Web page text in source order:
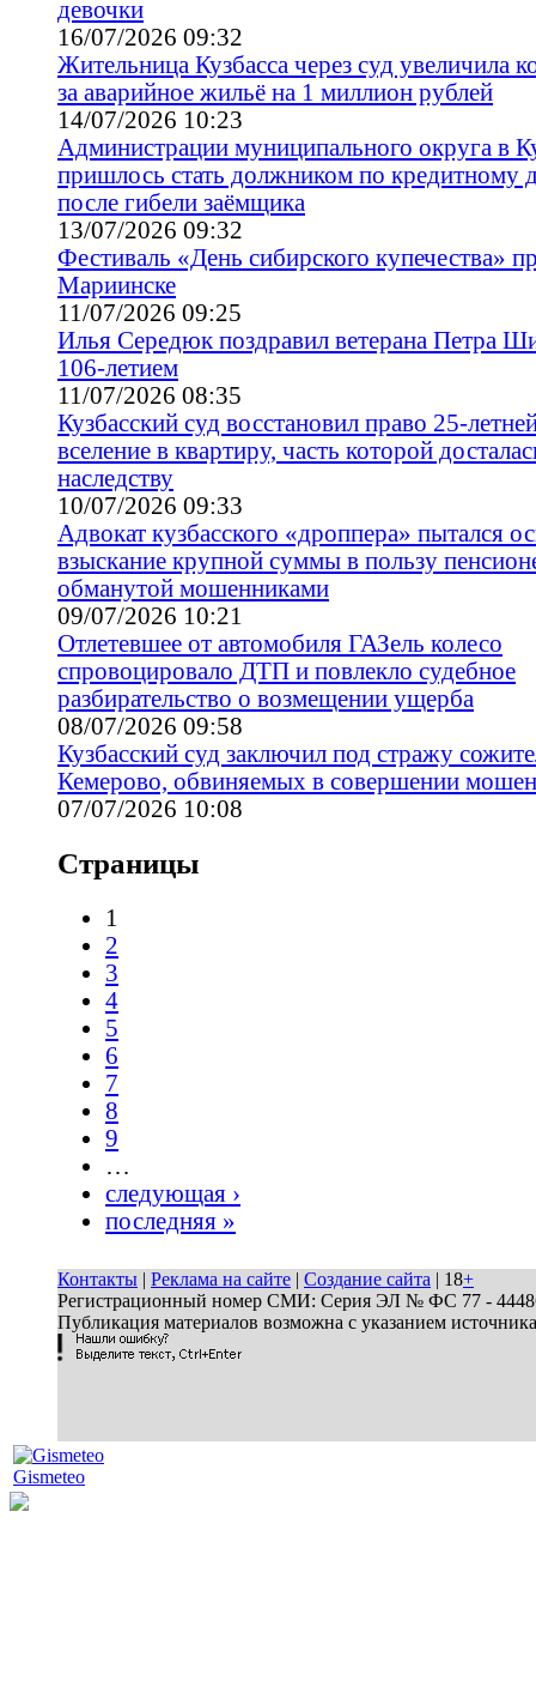
девочки
16/07/2026 09:32
Жительница Кузбасса через суд увеличила
за аварийное жильё на 1 миллион рублей
14/07/2026 10:23
Администрации муниципального округа в
пришлось стать должником по кредитному
после гибели заёмщика
13/07/2026 09:32
Фестиваль «День сибирского купечества»
Мариинске
11/07/2026 09:25
Илья Середюк поздравил ветерана Петра
106-летием
11/07/2026 08:35
Кузбасский суд восстановил право 25-
вселение в квартиру, часть которой
наследству
10/07/2026 09:33
Адвокат кузбасского «дроппера» пытался
взыскание крупной суммы в пользу
обманутой мошенниками
09/07/2026 10:21
Отлетевшее от автомобиля ГАЗель колесо
спровоцировало ДТП и повлекло судебное
разбирательство о возмещении ущерба
08/07/2026 09:58
Кузбасский суд заключил под стражу
Кемерово, обвиняемых в совершении
07/07/2026 10:08
Страницы
1
2
3
4
5
6
7
8
9
…
следующая ›
последняя »
Контакты | Реклама на сайте | Создание сайта | 18+
Регистрационный номер СМИ: Серия ЭЛ № ФС 77 - 44486
Публикация материалов возможна с указанием
Gismeteo